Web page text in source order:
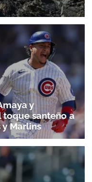
y
toque santeño a
Marlins